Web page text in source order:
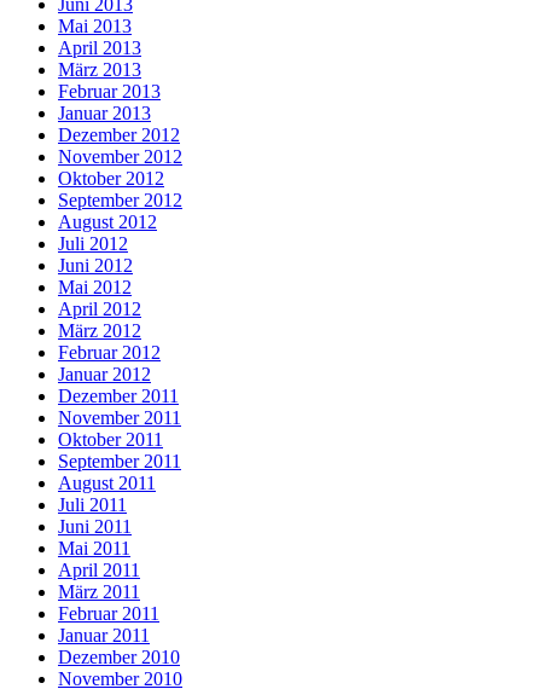
Mai 2013
April 2013
März 2013
Februar 2013
Januar 2013
Dezember 2012
November 2012
Oktober 2012
September 2012
August 2012
Juli 2012
Juni 2012
Mai 2012
April 2012
März 2012
Februar 2012
Januar 2012
Dezember 2011
November 2011
Oktober 2011
September 2011
August 2011
Juli 2011
Juni 2011
Mai 2011
April 2011
März 2011
Februar 2011
Januar 2011
Dezember 2010
November 2010